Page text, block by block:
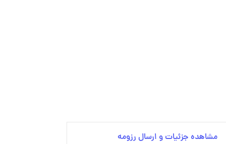
مشاهده جزئیات و ارسال رزومه